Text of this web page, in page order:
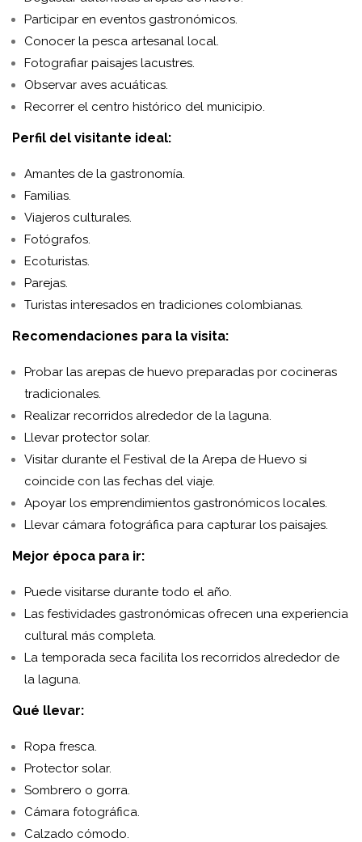
Participar en eventos gastronómicos.
Conocer la pesca artesanal local.
Fotografiar paisajes lacustres.
Observar aves acuáticas.
Recorrer el centro histórico del municipio.
Perfil del visitante ideal:
Amantes de la gastronomía.
Familias.
Viajeros culturales.
Fotógrafos.
Ecoturistas.
Parejas.
Turistas interesados en tradiciones colombianas.
Recomendaciones para la visita:
Probar las arepas de huevo preparadas por cocineras
tradicionales.
Realizar recorridos alrededor de la laguna.
Llevar protector solar.
Visitar durante el Festival de la Arepa de Huevo si
coincide con las fechas del viaje.
Apoyar los emprendimientos gastronómicos locales.
Llevar cámara fotográfica para capturar los paisajes.
Mejor época para ir:
Puede visitarse durante todo el año.
Las festividades gastronómicas ofrecen una experiencia
cultural más completa.
La temporada seca facilita los recorridos alrededor de
la laguna.
Qué llevar:
Ropa fresca.
Protector solar.
Sombrero o gorra.
Cámara fotográfica.
Calzado cómodo.